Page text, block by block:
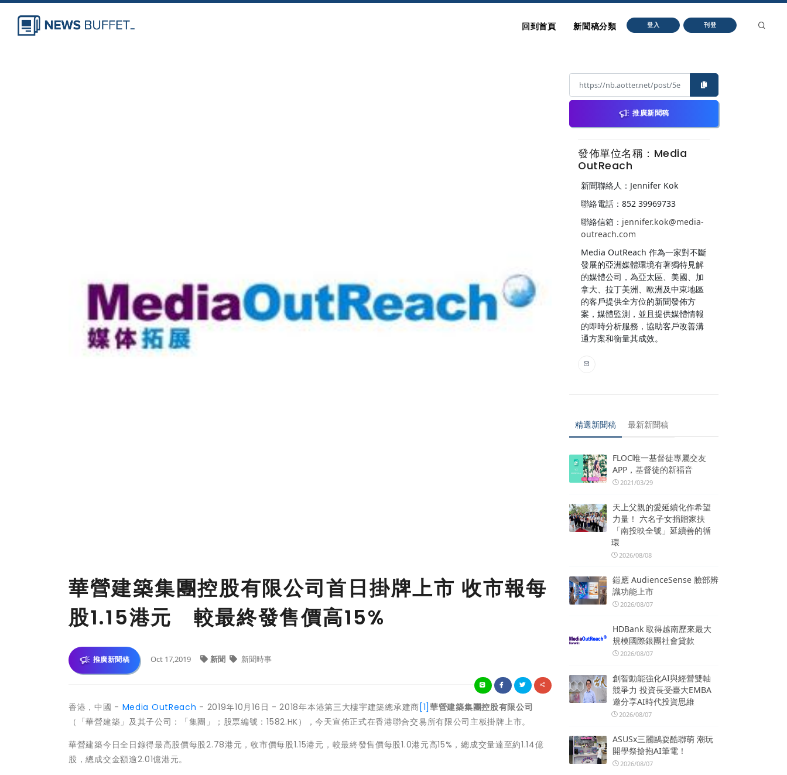
回到首頁 新聞稿分類 登入 刊登
華營建築集團控股有限公司首日掛牌上市 收市報每
股1.15港元 較最終發售價高15%
推廣新聞稿 Oct 17,2019 新聞 新聞時事
香港，中國 - Media OutReach - 2019年10月16日 - 2018年本港第三大樓宇建築總承建商 [1]華營建築集團控股有限公司
（「華營建築」及其子公司：「集團」；股票編號：1582.HK），今天宣佈正式在香港聯合交易所有限公司主板掛牌上市。
華營建築今日全日錄得最高股價每股2.78港元，收市價每股1.15港元，較最終發售價每股1.0港元高15%，總成交量達至約1.14億
股，總成交金額逾2.01億港元。
推廣新聞稿
發佈單位名稱：Media
OutReach
新聞聯絡人：Jennifer Kok
聯絡電話：852 39969733
聯絡信箱： jennifer.kok@media-
outreach.com
Media OutReach 作為一家對不斷
發展的亞洲媒體環境有著獨特見解
的媒體公司，為亞太區、美國、加
拿大、拉丁美洲、歐洲及中東地區
的客戶提供全方位的新聞發佈方
案，媒體監測，並且提供媒體情報
的即時分析服務，協助客戶改善溝
通方案和衡量其成效。
精選新聞稿 最新新聞稿
FLOC唯一基督徒專屬交友
APP，基督徒的新福音
2021/03/29
天上父親的愛延續化作希望
力量！ 六名子女捐贈家扶
「南投映全號」延續善的循
環
2026/08/08
鎧應 AudienceSense 臉部辨
識功能上市
2026/08/07
HDBank 取得越南歷來最大
規模國際銀團社會貸款
2026/08/07
創智動能強化AI與經營雙軸
競爭力 投資長受臺大EMBA
邀分享AI時代投資思維
2026/08/07
ASUSx三麗鷗耍酷聯萌 潮玩
開學祭搶抱AI筆電！
2026/08/07